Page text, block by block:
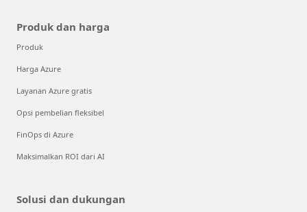
Produk dan harga
Produk
Harga Azure
Layanan Azure gratis
Opsi pembelian fleksibel
FinOps di Azure
Maksimalkan ROI dari AI
Solusi dan dukungan